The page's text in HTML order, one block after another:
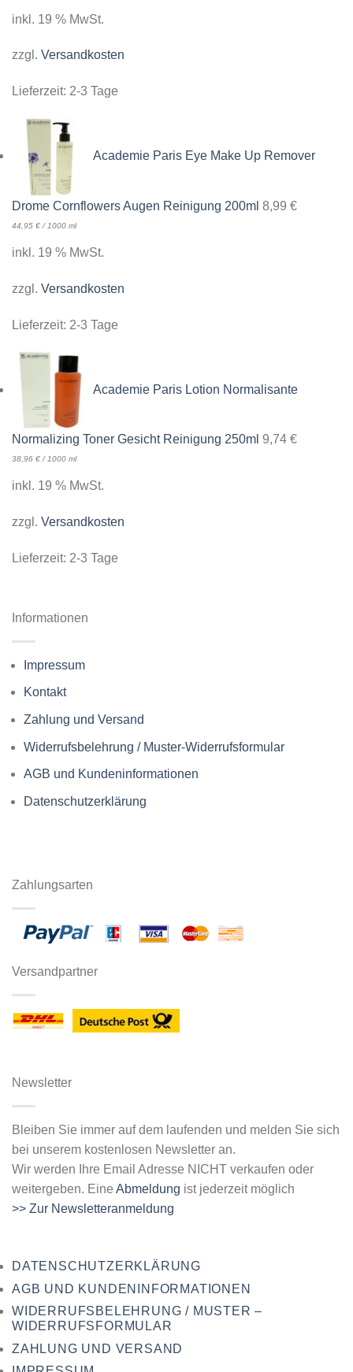
inkl. 19 % MwSt.
zzgl. Versandkosten
Lieferzeit: 2-3 Tage
Academie Paris Eye Make Up Remover
Drome Cornflowers Augen Reinigung 200ml 8,99 €
44,95 € / 1000 ml
inkl. 19 % MwSt.
zzgl. Versandkosten
Lieferzeit: 2-3 Tage
Academie Paris Lotion Normalisante
Normalizing Toner Gesicht Reinigung 250ml 9,74 €
38,96 €/1000 ml
inkl. 19 % MwSt.
zzgl. Versandkosten
Lieferzeit: 2-3 Tage
Informationen
Impressum
Kontakt
Zahlung und Versand
Widerrufsbelehrung / Muster-Widerrufsformular
AGB und Kundeninformationen
Datenschutzerklärung
Zahlungsarten
Versandpartner
Newsletter
Bleiben Sie immer auf dem laufenden und melden Sie sich
bei unserem kostenlosen Newsletter an.
Wir werden Ihre Email Adresse NICHT verkaufen oder
weitergeben. Eine Abmeldung ist jederzeit möglich
>> Zur Newsletteranmeldung
DATENSCHUTZERKLÄRUNG
AGB UND KUNDENINFORMATIONEN
WIDERRUFSBELEHRUNG / MUSTER –
WIDERRUFSFORMULAR
ZAHLUNG UND VERSAND